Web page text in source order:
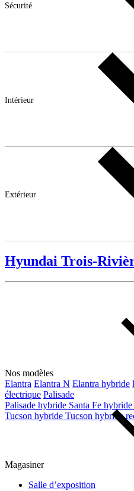
Sécurité
Intérieur
Extérieur
Hyundai Trois-
Nos modèles
Elantra Elantra N Elantra hybride
électrique Palisade
Palisade hybride Santa Fe hybride
Tucson hybride Tucson hybride
Magasiner
Salle d’exposition